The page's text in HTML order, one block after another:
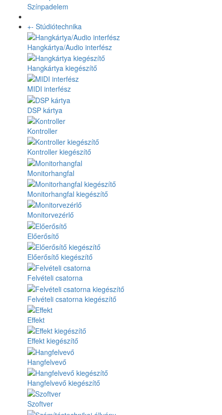
Színpadelem
+- Stúdiótechnika
Hangkártya/Audio interfész
Hangkártya kiegészítő
MIDI interfész
DSP kártya
Kontroller
Kontroller kiegészítő
Monitorhangfal
Monitorhangfal kiegészítő
Monitorvezérlő
Előerősítő
Előerősítő kiegészítő
Felvételi csatorna
Felvételi csatorna kiegészítő
Effekt
Effekt kiegészítő
Hangfelvevő
Hangfelvevő kiegészítő
Szoftver